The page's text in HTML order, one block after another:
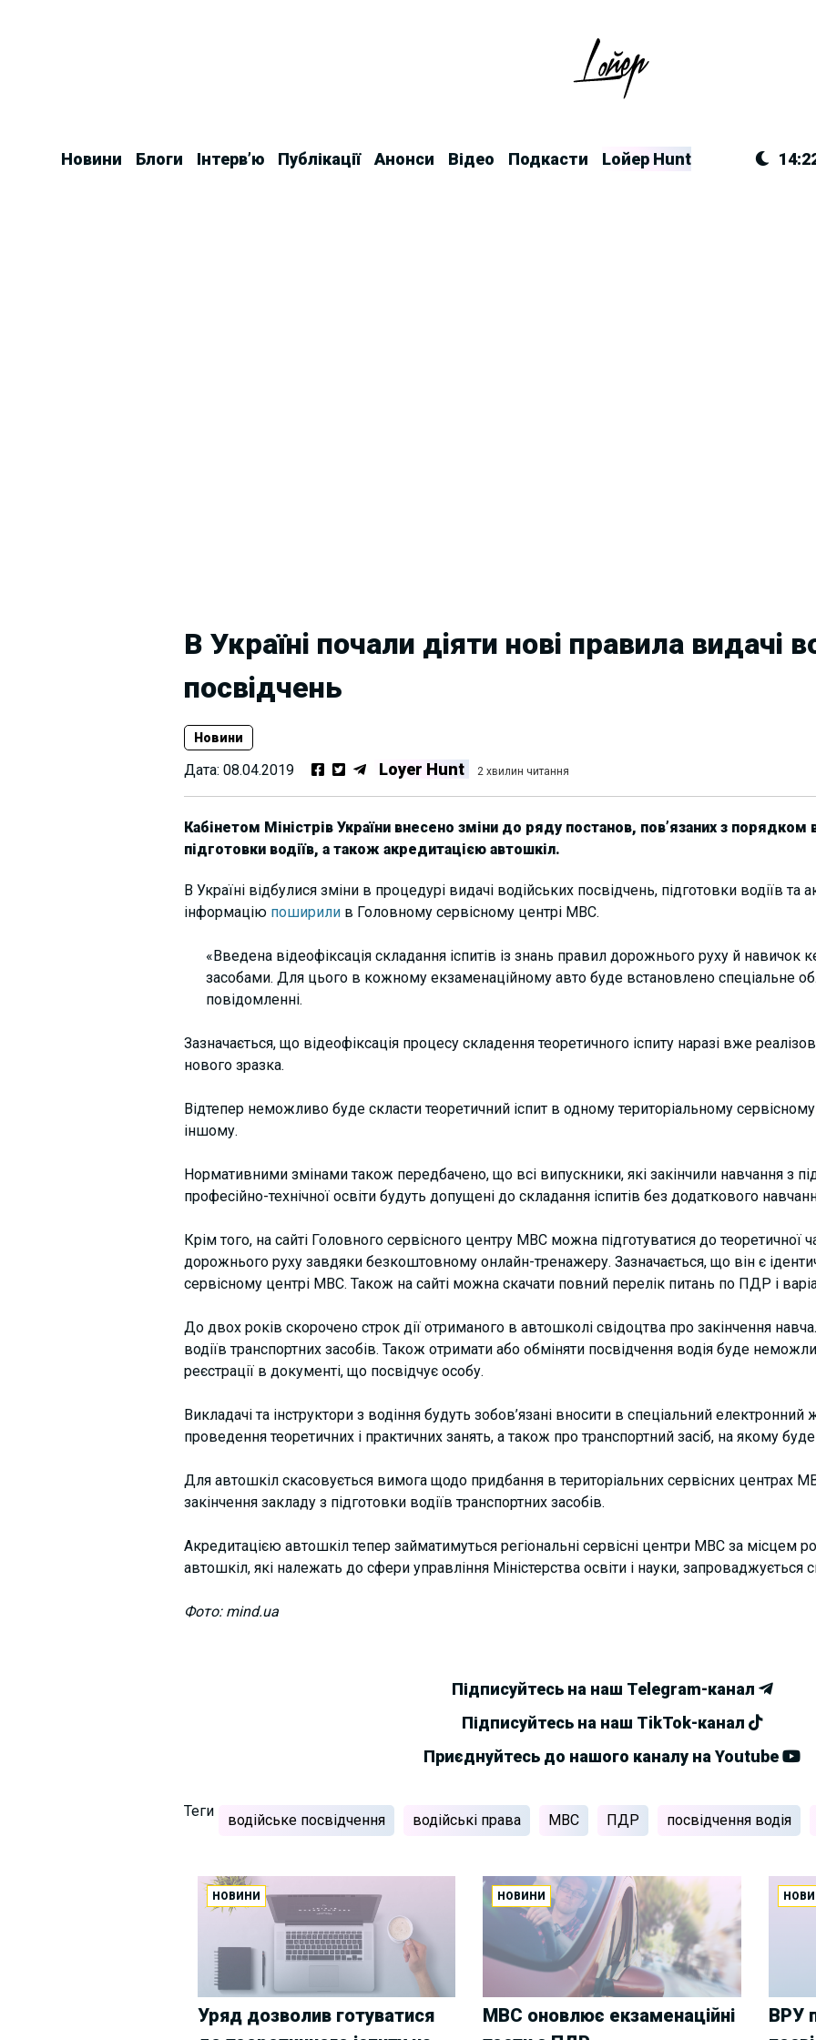
Новини Блоги Інтерв’ю Публікації Анонси Відео Подкасти Lойер Hunt
В Україні почали діяти нові правила видачі
посвідчень
Новини
Дата: 08.04.2019 Loyer Hunt 2 хвилин читання
Кабінетом Міністрів України внесено зміни до ряду постанов, пов’язаних з порядком
підготовки водіїв, а також акредитацією автошкіл.
В Україні відбулися зміни в процедурі видачі водійських посвідчень, підготовки водіїв та
інформацію поширилив Головному сервісному центрі МВС.
«Введена відеофіксація складання іспитів із знань правил дорожнього руху й навичок
засобами. Для цього в кожному екзаменаційному авто буде встановлено спеціальне
повідомленні.
Зазначається, що відеофіксація процесу складення теоретичного іспиту наразі вже
нового зразка.
Відтепер неможливо буде скласти теоретичний іспит в одному територіальному
іншому.
Нормативними змінами також передбачено, що всі випускники, які закінчили навчання з
професійно-технічної освіти будуть допущені до складання іспитів без додаткового
Крім того, на сайті Головного сервісного центру МВС можна підготуватися до теоретичної
дорожнього руху завдяки безкоштовному онлайн-тренажеру. Зазначається, що він є
сервісному центрі МВС. Також на сайті можна скачати повний перелік питань по ПДР і
До двох років скорочено строк дії отриманого в автошколі свідоцтва про закінчення
водіїв транспортних засобів. Також отримати або обміняти посвідчення водія буде
реєстрації в документі, що посвідчує особу.
Викладачі та інструктори з водіння будуть зобов’язані вносити в спеціальний
проведення теоретичних і практичних занять, а також про транспортний засіб, на якому
Для автошкіл скасовується вимога щодо придбання в територіальних сервісних центрах
закінчення закладу з підготовки водіїв транспортних засобів.
Акредитацією автошкіл тепер займатимуться регіональні сервісні центри МВС за місцем
автошкіл, які належать до сфери управління Міністерства освіти і науки, запроваджується
Фото: mind.ua
Підписуйтесь на наш Telegram-канал
Підписуйтесь на наш TikTok-канал
Приєднуйтесь до нашого каналу на Youtube
Теги
водійське посвідчення водійські права МВС ПДР посвідчення водія
НОВИНИ
Уряд дозволив готуватися
НОВИНИ
МВС оновлює екзаменаційні
ВРУ